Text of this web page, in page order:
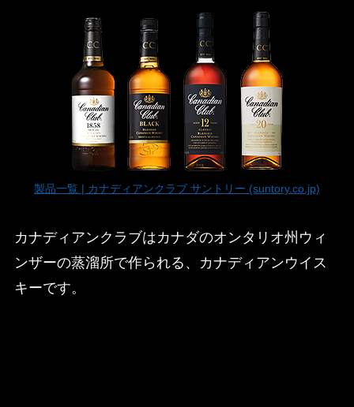
製品一覧 | カナディアンクラブ サントリー (suntory.co.jp)
カナディアンクラブはカナダのオンタリオ州ウィ
ンザーの蒸溜所で作られる、カナディアンウイス
キーです。